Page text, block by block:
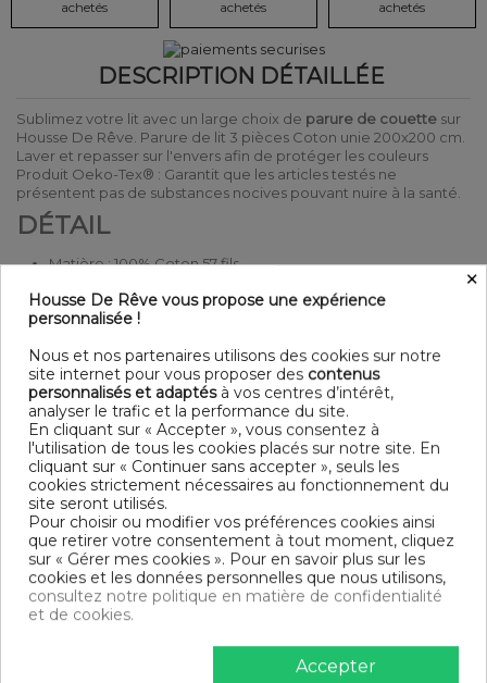
achetés
achetés
achetés
DESCRIPTION DÉTAILLÉE
Sublimez votre lit avec un large choix de parure de couette sur
Housse De Rêve. Parure de lit 3 pièces Coton unie 200x200 cm.
Laver et repasser sur l'envers afin de protéger les couleurs
Produit Oeko-Tex® : Garantit que les articles testés ne
présentent pas de substances nocives pouvant nuire à la santé.
DÉTAIL
Matière : 100% Coton 57 fils
Entretien : Lavable en machine à 40°C
Parure de lit 3 pièces
Finition taie d'oreiller : Sac
Modèle : Latte
Tissage serré - 57 fils /cm²
DIMENSIONS & GUIDE
Housse de couette
140 x 200 cm : 1 personne
200 x 200 cm : 1-2 personnes
220 x 240 cm : 2 personnes
240 x 260 cm : 2 personnes
Taie d'oreiller (1 taie pour la taille 140 x 200 cm, 2 taies pour
les autres tailles)
CONTENU
1 housse de couette 200x200 cm Latte
×
Housse De Rêve vous propose une expérience
personnalisée !
Nous et nos partenaires utilisons des cookies sur notre
site internet pour vous proposer des contenus
personnalisés et adaptésà vos centres d’intérêt,
analyser le trafic et la performance du site.
En cliquant sur « Accepter », vous consentez à
l'utilisation de tous les cookies placés sur notre site. En
cliquant sur « Continuer sans accepter », seuls les
cookies strictement nécessaires au fonctionnement du
site seront utilisés.
Pour choisir ou modifier vos préférences cookies ainsi
que retirer votre consentement à tout moment, cliquez
sur « Gérer mes cookies ». Pour en savoir plus sur les
cookies et les données personnelles que nous utilisons,
consultez notre politique en matière de confidentialité
et de cookies.
Accepter